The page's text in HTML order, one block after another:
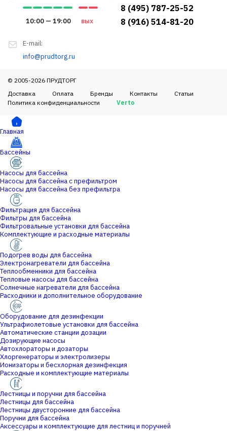
8 (495) 787-25-52
8 (916) 514-81-20
10:00 — 19:00 вых
E-mail:
info@prudtorg.ru
© 2005-2026 ПРУДТОРГ
Доставка
Оплата Бренды Контакты
Статьи
Политика конфиденциальности
Verto
Главная
Бассейны
Насосы для бассейна
Насосы для бассейна с префильтром
Насосы для бассейна без префильтра
Фильтрация для бассейна
Фильтры для бассейна
Фильтровальные установки для бассейна
Комплектующие и расходные материалы
Подогрев воды для бассейна
Электронагреватели для бассейна
Теплообменники для бассейна
Тепловые насосы для бассейна
Солнечные нагреватели для бассейна
Расходники и дополнительное оборудование
Оборудование для дезинфекции
Ультрафиолетовые установки для бассейна
Автоматические станции дозации
Дозирующие насосы
Автохлораторы и дозаторы
Хлоргенераторы и электролизеры
Ионизаторы и бесхлорная дезинфекция
Расходные и комплектующие материалы
Лестницы и поручни для бассейна
Лестницы для бассейна
Лестницы двусторонние для бассейна
Поручни для бассейна
Аксессуары и комплектующие для лестниц и поручней